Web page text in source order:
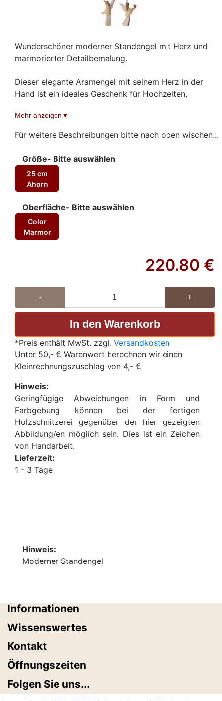
Wunderschöner moderner Standengel mit Herz und
marmorierter Detailbemalung.
Dieser elegante Aramengel mit seinem Herz in der
Hand ist ein ideales Geschenk für Hochzeiten,
Der Aram Engel ist aus Ahornholz feingefräst und mit
viel Liebe zum Detail von Hand bemalt.
Mehr anzeigen
Für weitere Beschreibungen bitte nach oben wischen...
Größe- Bitte auswählen
25 cm
Ahorn
Oberfläche- Bitte auswählen
Color
Marmor
220.80 €
- +
*Preis enthält MwSt. zzgl. Versandkosten
Unter 50,- € Warenwert berechnen wir einen
Kleinrechnungszuschlag von 4,- €
Hinweis:
Geringfügige Abweichungen in Form und
Farbgebung können bei der fertigen
Holzschnitzerei gegenüber der hier gezeigten
Abbildung/en möglich sein. Dies ist ein Zeichen
von Handarbeit.
Lieferzeit:
1 - 3 Tage
Hinweis:
Moderner Standengel
Informationen
Wissenswertes
Kontakt
Öffnungszeiten
Folgen Sie uns...